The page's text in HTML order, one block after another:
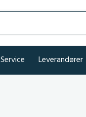
Service Leverandører